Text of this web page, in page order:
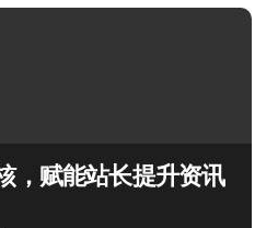
，赋能站长提升资讯